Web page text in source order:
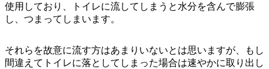
使用しており、トイレに流してしまうと 水分を含んで膨張
し、つまってしまいます。
それらを故意に流す方はあまりいないとは思いますが、もし
間違えてトイレに落としてしまった場合は速やかに取り出し